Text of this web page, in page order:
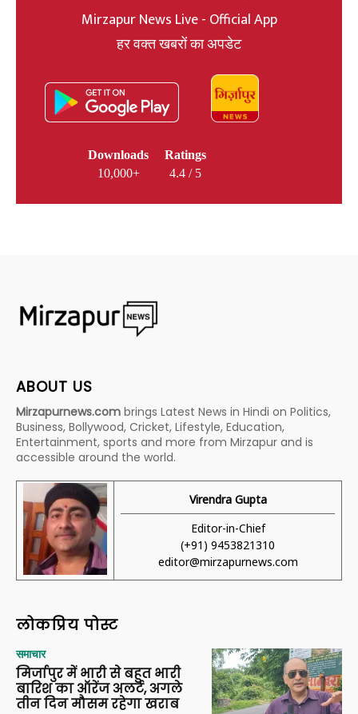
Mirzapur News Live - Official App
हर वक्त खबरों का अपडेट
Downloads
10,000+
Ratings
4.4 / 5
ABOUT US
Mirzapurnews.com brings Latest News in Hindi on Politics,
Business, Bollywood, Cricket, Lifestyle, Education,
Entertainment, sports and more from Mirzapur and is
accessible around the world.
Virendra Gupta
Editor-in-Chief
(+91) 9453821310
editor@mirzapurnews.com
लोकप्रिय पोस्ट
समाचार
मिर्जापुर में भारी से बहुत भारी
बारिश का ऑरेंज अलर्ट, अगले
तीन दिन मौसम रहेगा खराब